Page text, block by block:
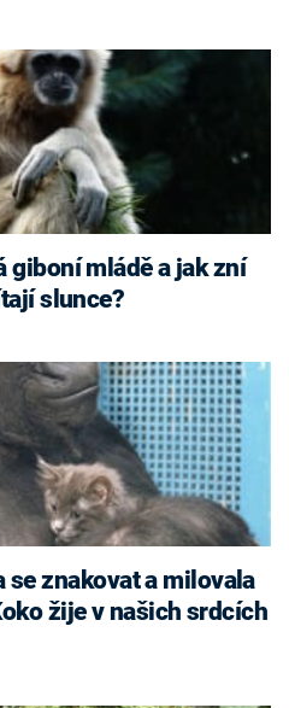
slunce?
znakovat a milovala
žije v našich srdcích